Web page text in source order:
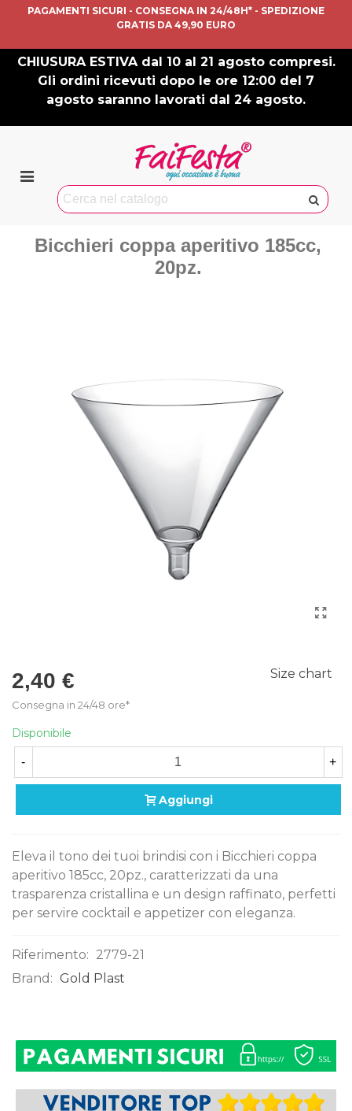
PAGAMENTI SICURI - CONSEGNA IN 24/48H* - SPEDIZIONE
GRATIS DA 49,90 EURO
CHIUSURA ESTIVA dal 10 al 21 agosto compresi.
Gli ordini ricevuti dopo le ore 12:00 del 7
agosto saranno lavorati dal 24 agosto.
Bicchieri coppa aperitivo 185cc,
20pz.
2,40 €
Consegna in 24/48 ore*
Size chart
Disponibile
- +
Aggiungi
Eleva il tono dei tuoi brindisi con i Bicchieri coppa
aperitivo 185cc, 20pz., caratterizzati da una
trasparenza cristallina e un design raffinato, perfetti
per servire cocktail e appetizer con eleganza.
Riferimento: 2779-21
Brand: Gold Plast